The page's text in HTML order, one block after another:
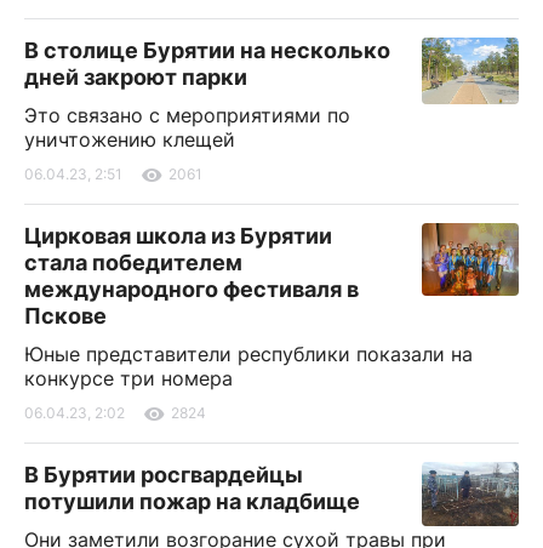
В столице Бурятии на несколько
дней закроют парки
Это связано с мероприятиями по
уничтожению клещей
06.04.23, 2:51 2061
Цирковая школа из Бурятии
стала победителем
международного фестиваля в
Пскове
Юные представители республики показали на
конкурсе три номера
06.04.23, 2:02 2824
В Бурятии росгвардейцы
потушили пожар на кладбище
Они заметили возгорание сухой травы при